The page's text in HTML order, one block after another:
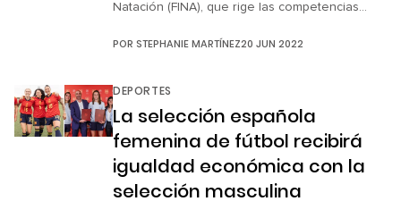
Natación (FINA), que rige las competencias
la participación de atletas transgénero en las
La controversia de las mujeres transgénero
compitiendo en natación […]
POR STEPHANIE MARTÍNEZ20 JUN 2022
DEPORTES
La selección española
femenina de fútbol recibirá
igualdad económica con la
selección masculina